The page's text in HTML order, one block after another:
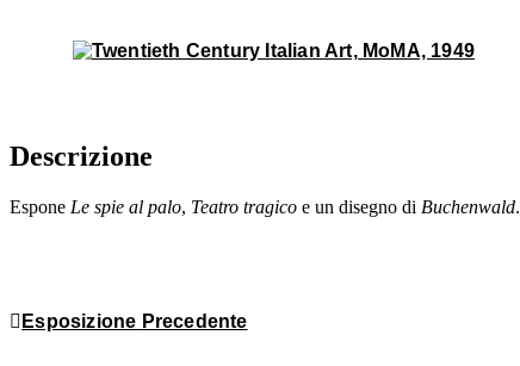
Descrizione
Espone Le spie al palo, Teatro tragico e un disegno di Buchenwald.
Esposizione Precedente